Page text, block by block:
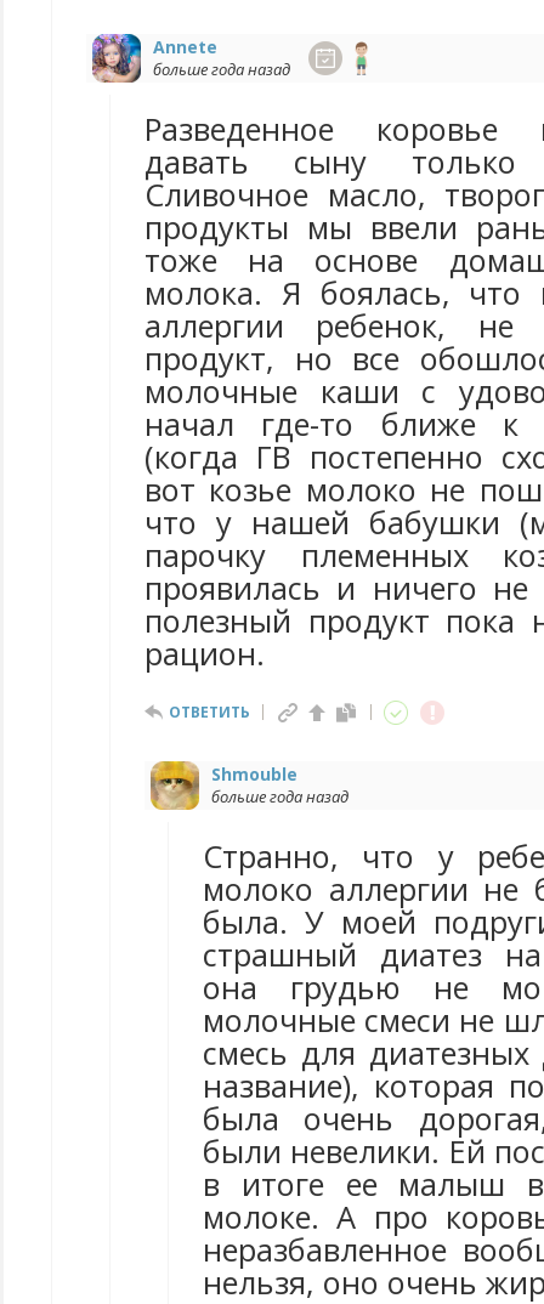
Annete
больше года назад
Разведенное
давать сыну только
Сливочное масло,
продукты мы ввели
тоже на основе
молока. Я боялась,
аллергии ребенок, не
продукт, но все
молочные каши с
начал где-то ближе к
(когда ГВ постепенно
вот козье молоко не
что у нашей бабушки
парочку племенных
проявилась и ничего
полезный продукт
рацион.
ОТВЕТИТЬ
Shmouble
больше года назад
Странно, что у
молоко аллергии не
была. У моей
страшный диатез
она грудью не
молочные смеси не
смесь для
название), которая
была очень
были невелики. Ей
в итоге ее малыш
молоке. А про
неразбавленное
нельзя, оно очень